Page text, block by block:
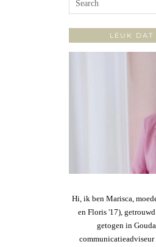
LEUK DAT
Hi, ik ben Marisca,
en Floris '17),
getogen in